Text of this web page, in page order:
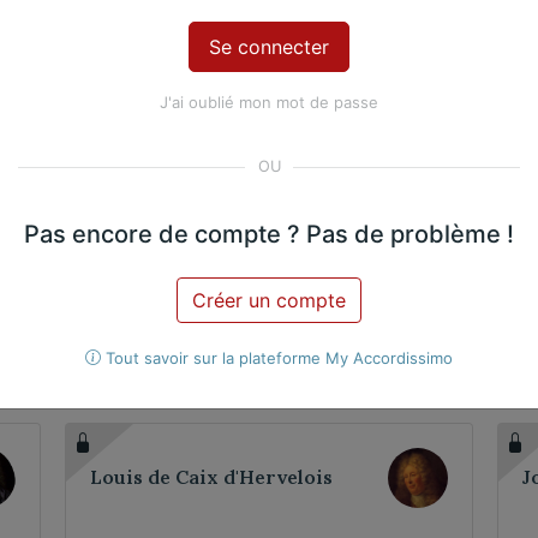
12. Vieille légende
?
Louis de Caix d'Hervelois
J'ai oublié mon mot de passe
Pas encore de compte ? Pas de problème !
Créer un compte
Tout savoir sur la plateforme My Accordissimo